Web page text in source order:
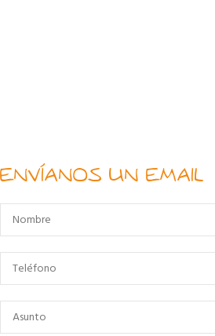
ENVÍANOS UN EMAIL